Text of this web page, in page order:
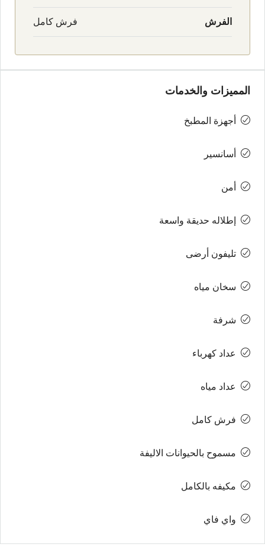
الفرش فرش كامل
المميزات والخدمات
أجهزة المطبخ
أسانسير
أمن
إطلاله حديقة واسعة
تليفون أرضى
سخان مياه
شرفة
عداد كهرباء
عداد مياه
فرش كامل
مسموح بالحيوانات الاليفة
مكيفه بالكامل
واي فاي